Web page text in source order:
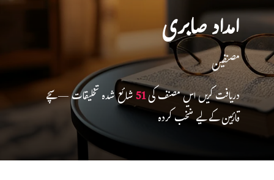
امداد صابری
مصنفین
دریافت کریں اس مصنف کی51شائع شدہ تخلیقات — سچے
قارئین کے لیے منتخب کردہ